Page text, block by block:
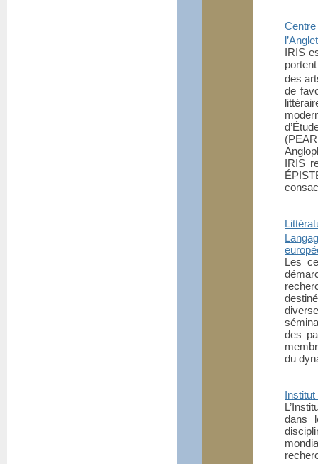
IRIS
des
de
IRIS
Les
des
du
Institut
dans